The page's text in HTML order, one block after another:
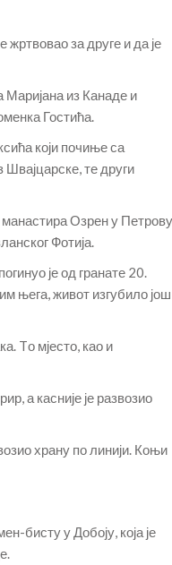
жртвовао за друге и да је
Маријана из Канаде и
Гостића.
који почиње са
Швајцарске, те други
манастира Озрен у
Фотија.
је од гранате 20.
њега, живот изгубило још
Tо мјесто, као и
а касније је развозио
храну по линији. Коњи
бисту у Добоју, која је